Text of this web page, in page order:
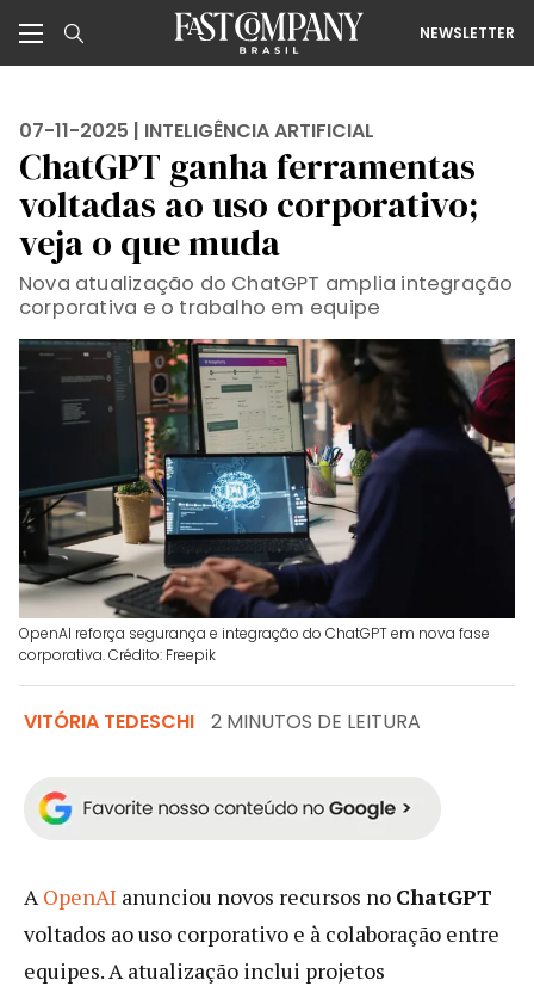
NEWSLETTER
07-11-2025 | INTELIGÊNCIA ARTIFICIAL
ChatGPT ganha ferramentas
voltadas ao uso corporativo;
veja o que muda
Nova atualização do ChatGPT amplia integração
corporativa e o trabalho em equipe
OpenAI reforça segurança e integração do ChatGPT em nova fase
corporativa. Crédito: Freepik
VITÓRIA TEDESCHI 2 MINUTOS DE LEITURA
AOpenAI anunciou novos recursos no ChatGPT
voltados ao uso corporativo e à colaboração entre
equipes. A atualização inclui projetos